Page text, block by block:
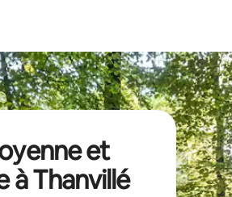
et
à Thanvillé